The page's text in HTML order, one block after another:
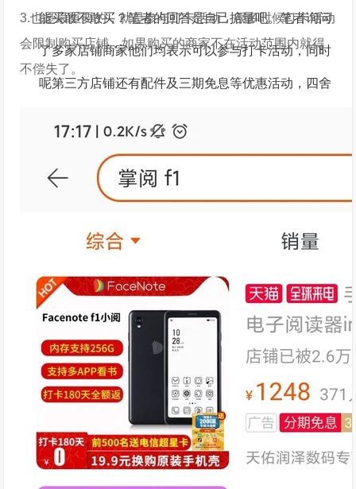
能买敢不敢买？笔者的回答是自己掂量吧。笔者询问
了多家店铺商家他们均表示可以参与打卡活动，同时
呢第三方店铺还有配件及三期免息等优惠活动，四舍
第三方渠道购买会面对三大问题:
3.也是最重要的，就是参与打卡活动，很多时候打卡活动
会限制购买店铺，如果购买的商家不在活动范围内就得
不偿失了。